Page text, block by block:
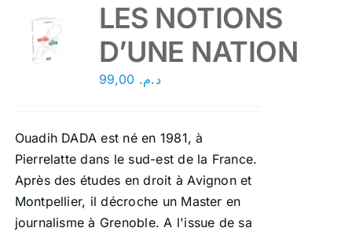
LES NOTIONS
D’UNE NATION
د.م.
Ouadih DADA est né en 1981, à
Pierrelatte dans le sud-est de la France.
Après des études en droit à Avignon et
Montpellier, il décroche un Master en
journalisme à Grenoble. A l'issue de sa